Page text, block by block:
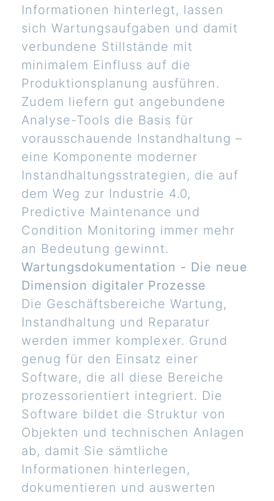
Informationen hinterlegt, lassen
sich Wartungsaufgaben und damit
verbundene Stillstände mit
minimalem Einfluss auf die
Produktionsplanung ausführen.
Zudem liefern gut angebundene
Analyse-Tools die Basis für
vorausschauende Instandhaltung –
eine Komponente moderner
Instandhaltungsstrategien, die auf
dem Weg zur Industrie 4.0,
Predictive Maintenance und
Condition Monitoring immer mehr
an Bedeutung gewinnt.
Wartungsdokumentation - Die neue
Dimension digitaler Prozesse
Die Geschäftsbereiche Wartung,
Instandhaltung und Reparatur
werden immer komplexer. Grund
genug für den Einsatz einer
Software, die all diese Bereiche
prozessorientiert integriert. Die
Software bildet die Struktur von
Objekten und technischen Anlagen
ab, damit Sie sämtliche
Informationen hinterlegen,
dokumentieren und auswerten